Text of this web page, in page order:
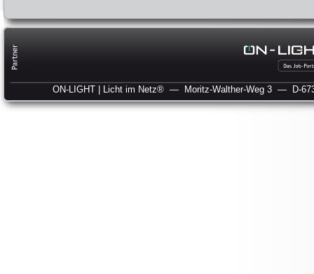
ON-LIGHT | Licht im Netz® — Moritz-Walther-Weg 3 — D-